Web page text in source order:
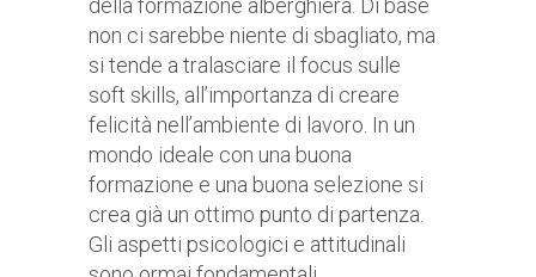
della formazione alberghiera. Di base
non ci sarebbe niente di sbagliato, ma
si tende a tralasciare il focus sulle
soft skills, all’importanza di creare
felicità nell’ambiente di lavoro. In un
mondo ideale con una buona
formazione e una buona selezione si
crea già un ottimo punto di partenza.
Gli aspetti psicologici e attitudinali